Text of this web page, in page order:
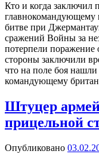
Кто и когда заключил
главнокомандующему
битве при
сражений Войны за
потерпели поражение
стороны заключили
что на поле боя
командующему
Штуцер
прицельной
Опубликовано